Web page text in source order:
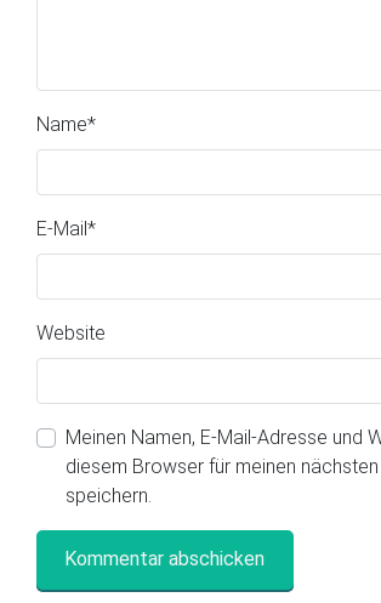
Name*
E-Mail*
Website
Meinen Namen, E-Mail-Adresse und
diesem Browser für meinen
speichern.